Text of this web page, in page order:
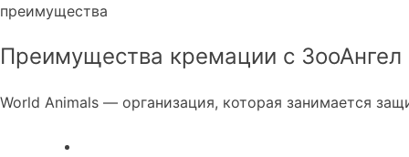
преимущества
Преимущества кремации с ЗооАнгел
World Animals — организация, которая занимается